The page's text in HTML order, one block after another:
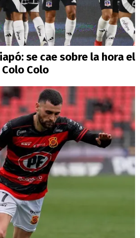
se cae sobre la hora el
Colo